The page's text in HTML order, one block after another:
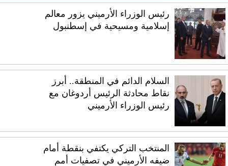
رئيس الوزراء الأرميني يزور معالم
إسلامية ومسيحية في إسطنبول
السلام الدائم في المنطقة.. أبرز
نقاط محادثة الرئيس أردوغان مع
رئيس الوزراء الأرميني
المنتخب التركي يكتفي بنقطة أمام
ضيفه الأرميني في تصفيات أمم